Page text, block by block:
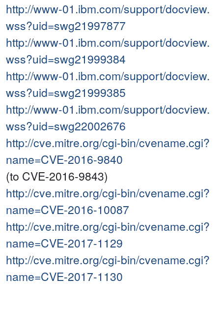
http://www-01.ibm.com/support/docview.
wss?uid=swg21997877
http://www-01.ibm.com/support/docview.
wss?uid=swg21999384
http://www-01.ibm.com/support/docview.
wss?uid=swg21999385
http://www-01.ibm.com/support/docview.
wss?uid=swg22002676
http://cve.mitre.org/cgi-bin/cvename.cgi?
name=CVE-2016-9840
(to CVE-2016-9843)
http://cve.mitre.org/cgi-bin/cvename.cgi?
name=CVE-2016-10087
http://cve.mitre.org/cgi-bin/cvename.cgi?
name=CVE-2017-1129
http://cve.mitre.org/cgi-bin/cvename.cgi?
name=CVE-2017-1130